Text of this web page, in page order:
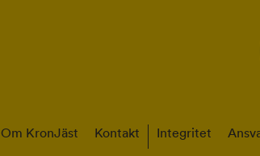
Om KronJäst Kontakt Integritet